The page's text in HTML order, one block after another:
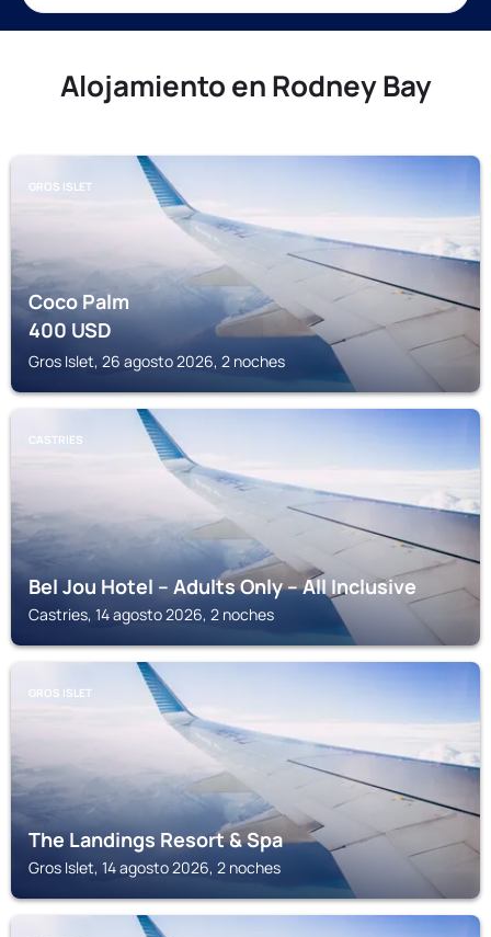
Alojamiento en Rodney Bay
GROS ISLET
Coco Palm
400USD
Gros Islet, 26 agosto 2026, 2 noches
CASTRIES
Bel Jou Hotel – Adults Only – All Inclusive
Castries, 14 agosto 2026, 2 noches
GROS ISLET
The Landings Resort & Spa
Gros Islet, 14 agosto 2026, 2 noches